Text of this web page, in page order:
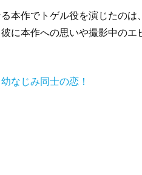
本作でトゲル役を演じたのは
に本作への思いや撮影中のエ
なじみ同士の恋！